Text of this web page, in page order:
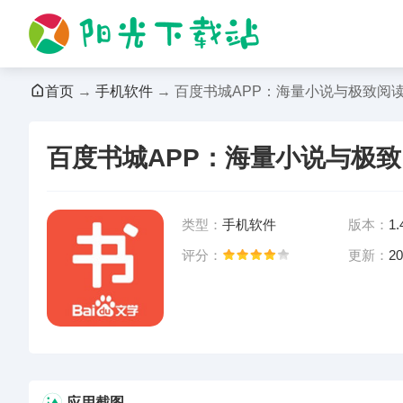
首页 → 手机软件 → 百度书城APP：海量小说与极致阅
百度书城APP：海量小说与极
类型： 手机软件 版本：
评分：
更新：